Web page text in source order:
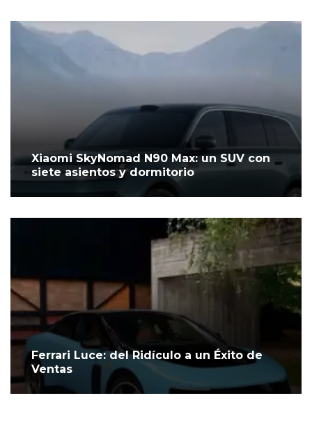
Xiaomi SkyNomad N90 Max: un SUV con
siete asientos y dormitorio
Ferrari Luce: del Ridículo a un Éxito de
Ventas